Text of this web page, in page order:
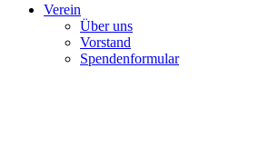
Verein
Über uns
Vorstand
Spendenformular